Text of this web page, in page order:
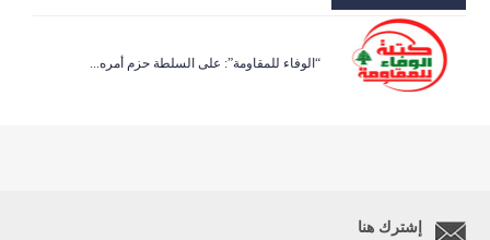
“الوفاء للمقاومة”: على السلطة حزم أمره...
إشترك هنا